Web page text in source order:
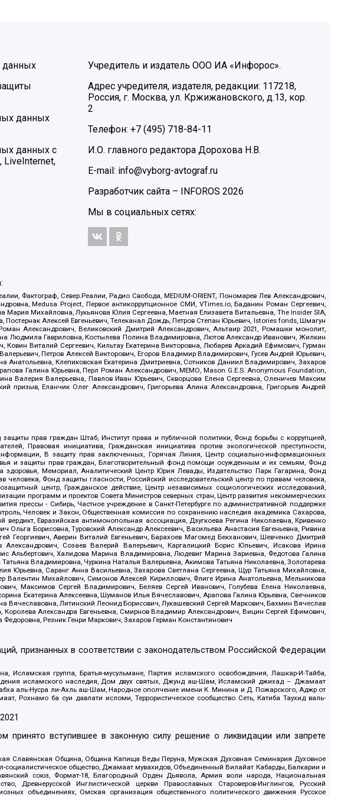
данных
данных
данных с
LiveInternet,
Учредитель и издатель ООО ИА «Инфорос».
Адрес учредителя, издателя, редакции: 117218,
Россия, г. Москва, ул. Кржижановского, д.13, кор.
2
Телефон: +7 (495) 718-84-11
И.О. главного редактора Дорохова Н.В.
E-mail: info@vyborg-avtograf.ru
Разработчик сайта –
INFOROS 2026
Мы в социальных сетях:
Фактограф, Север.Реалии, Радио Свобода, MEDIUM-ORIENT, Пономарев Лев Александрович,
Medusa Project, Первое антикоррупционное СМИ, VTimes.io, Баданин Роман Сергеевич,
Михайловна, Лукьянова Юлия Сергеевна, Маетная Елизавета Витальевна, The Insider SIA,
Алексей Евгеньевич, Телеканал Дождь, Петров Степан Юрьевич, Istories fonds, Шмагун
Александрович, Великовский Дмитрий Александрович, Альтаир 2021, Ромашки монолит,
Людмила Гавриловна, Костылева Полина Владимировна, Лютов Александр Иванович, Жилкин
Виталий Сергеевич, Кильтау Екатерина Викторовна, Любарев Аркадий Ефимович, Гурман
Петров Алексей Викторович, Егоров Владимир Владимирович, Гусев Андрей Юрьевич,
Клепиковская Екатерина Дмитриевна, Сотников Даниил Владимирович, Захаров
Галина Юрьевна, Перл Роман Александрович, МЕМО, Mason G.E.S. Anonymous Foundation,
Валерия Валерьевна, Павлов Иван Юрьевич, Скворцова Елена Сергеевна, Оленичев Максим
призыв, Еланчик Олег Александрович, Григорьева Алина Александровна, Григорьев Андрей
прав граждан Штаб, Институт права и публичной политики, Фонд борьбы с коррупцией,
Правовая инициатива, Гражданская инициатива против экологической преступности,
В защиту прав заключенных, Горячая Линия, Центр социально-информационных
и защиты прав граждан, Благотворительный фонд помощи осужденным и их семьям, Фонд
здоровья, Мемориал, Аналитический Центр Юрия Левады, Издательство Парк Гагарина, Фонд
Фонд защиты гласности, Российский исследовательский центр по правам человека,
центр, Гражданское действие, Центр независимых социологических исследований,
программ и проектов Совета Министров северных стран, Центр развития некоммерческих
прессы - Сибирь, Частное учреждение в Санкт-Петербурге по административной поддержке
Человек и Закон, Общественная комиссия по сохранению наследия академика Сахарова,
Евразийская антимонопольная ассоциация, Дзугкоева Регина Николаевна, Кривенко
Борисовна, Туровский Александр Алексеевич, Васильева Анастасия Евгеньевна, Ривина
Георгиевич, Аверин Виталий Евгеньевич, Барахоев Магомед Бекханович, Шевченко Дмитрий
Созаев Валерий Валерьевич, Каргалицкий Борис Юльевич, Исакова Ирина
Альбертович, Халидова Марина Владимировна, Людевиг Марина Зариевна, Федотова Галина
Владимировна, Чуркина Наталья Валерьевна, Акимова Татьяна Николаевна, Золотарева
Юрьевна, Саранг Анна Васильевна, Захарова Светлана Сергеевна, Щур Татьяна Михайловна,
Валентин Михайлович, Симонов Алексей Кириллович, Флиге Ирина Анатольевна, Мельникова
Максимов Сергей Владимирович, Беляев Сергей Иванович, Голубева Елена Николаевна,
Екатерина Алексеевна, Шуманов Илья Вячеславович, Арапова Галина Юрьевна, Свечников
Литинский Леонид Борисович, Лукашевский Сергей Маркович, Бахмин Вячеслав
Александра Евгеньевна, Смирнов Владимир Александрович, Вицин Сергей Ефимович,
Резник Генри Маркович, Захаров Герман Константинович
признанных в соответствии с законодательством Российской Федерации
группа, Братья-мусульмане, Партия исламского освобождения, Лашкар-И-Тайба,
исламского наследия, Дом двух святых, Джунд аш-Шам, Исламский джихад – Джамаат
аль-Нусра ли-Ахль аш-Шам, Народное ополчение имени К. Минина и Д. Пожарского, Аджр от
Рохнамо ба суи давлати исломи, Террористическое сообщество Сеть, Катиба Таухид валь-
вступившее в законную силу решение о ликвидации или запрете
Славянская Община, Община Капища Веды Перуна, Мужская Духовная Семинария Духовное
общество, Джамаат мувахидов, Объединенный Вилайат Кабарды, Балкарии и
союз, Формат-18, Благородный Орден Дьявола, Армия воли народа, Национальная
Древнерусской Инглистической церкви Православных Староверов-Инглингов, Русский
объединениях, Омская организация общественного политического движения Русское